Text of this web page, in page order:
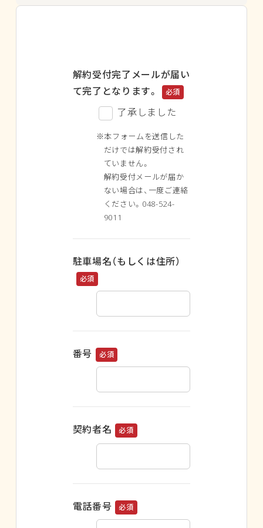
解約受付完了メールが届い
て完了となります。
必須
了承しました
※本フォームを送信した
だけでは解約受付され
ていません。
解約受付メールが届か
ない場合は、一度ご連絡
ください。048-524-
9011
駐車場名（もしくは住所）
必須
番号 必須
契約者名 必須
の
フ
ィ
ー
電話番号 必須